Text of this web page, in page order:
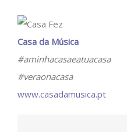
Casa da Música
#aminhacasaeatuacasa
#veraonacasa
www.casadamusica.pt